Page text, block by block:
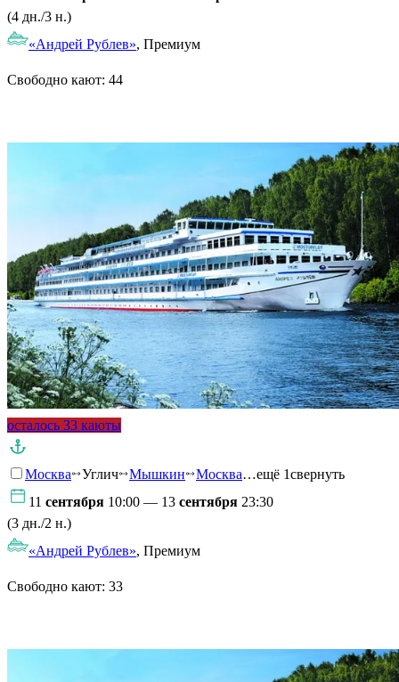
(4 дн./3 н.)
«Андрей Рублев», Премиум
Свободно кают: 44
осталось 33 каюты
Москва Углич Мышкин Москва…ещё 1свернуть
11 сентября 10:00 — 13 сентября 23:30
(3 дн./2 н.)
«Андрей Рублев», Премиум
Свободно кают: 33